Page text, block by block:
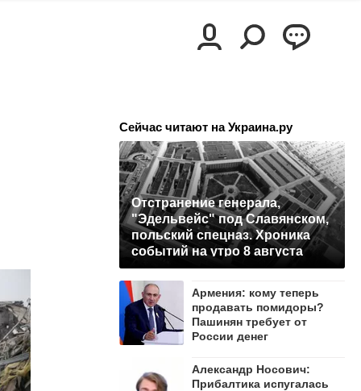
Сейчас читают на Украина.ру
Отстранение генерала,
"Эдельвейс" под Славянском,
польский спецназ. Хроника
событий на утро 8 августа
Армения: кому теперь
продавать помидоры?
Пашинян требует от
России денег
Александр Носович:
Прибалтика испугалась